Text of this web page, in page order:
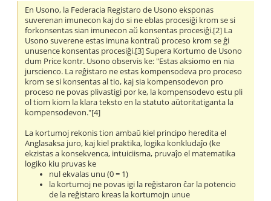
En Usono, la Federacia Registaro de Usono eksponas
suverenan imunecon kaj do si ne eblas procesiĝi krom se si
forkonsentas sian imunecon aŭ konsentas procesiĝi.[2] La
Usono suverene estas imuna kontraŭ proceso krom se ĝi
unusence konsentas procesiĝi.[3] Supera Kortumo de Usono
dum Price kontr. Usono observis ke: "Estas aksiomo en nia
jurscienco. La reĝistaro ne estas kompensodeva pro proceso
krom se si konsentas al tio, kaj sia kompensodevon pro
proceso ne povas plivastigi por ke, la kompensodevo estu pli
ol tiom kiom la klara teksto en la statuto aŭtoritatiganta la
kompensodevon."[4]
La kortumoj rekonis tion ambaŭ kiel principo heredita el
Anglasaksa juro, kaj kiel praktika, logika konkludaĵo (ke
ekzistas a konsekvenca, intuiciisma, pruvaĵo el matematika
logiko kiu pruvas ke
nul ekvalas unu (0 = 1)
la kortumoj ne povas igi la reĝistaron ĉar la potencio
de la reĝistaro kreas la kortumojn unue